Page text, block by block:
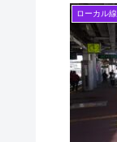
ローカル線